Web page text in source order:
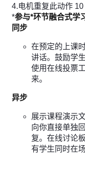
4.电机重复此动作 10
*参与*环节融合式学
同步
在预定的上课
讲话。鼓励学
使用在线投票
来。
异步
展示课程演示
向你直接单独
复。在线讨论
有学生同时在场